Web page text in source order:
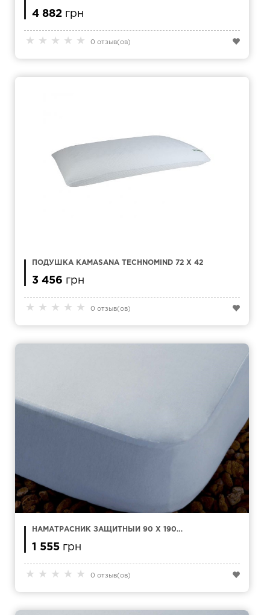
★ ★ ★ ★ ★ 0 отзыв(ов)
4 882 грн
★ ★ ★ ★ ★ 0 отзыв(ов)
ПОДУШКА KAMASANA TECHNOMIND 72 Х 42
3 456 грн
★ ★ ★ ★ ★ 0 отзыв(ов)
НАМАТРАСНИК ЗАЩИТНЫЙ 90 X 190
1 555 грн